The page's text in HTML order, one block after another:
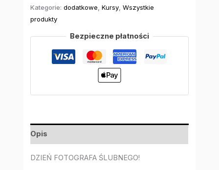
Kategorie:dodatkowe ,Kursy ,Wszystkie
produkty
Bezpieczne płatności
Opis
DZIEŃ FOTOGRAFA ŚLUBNEGO!